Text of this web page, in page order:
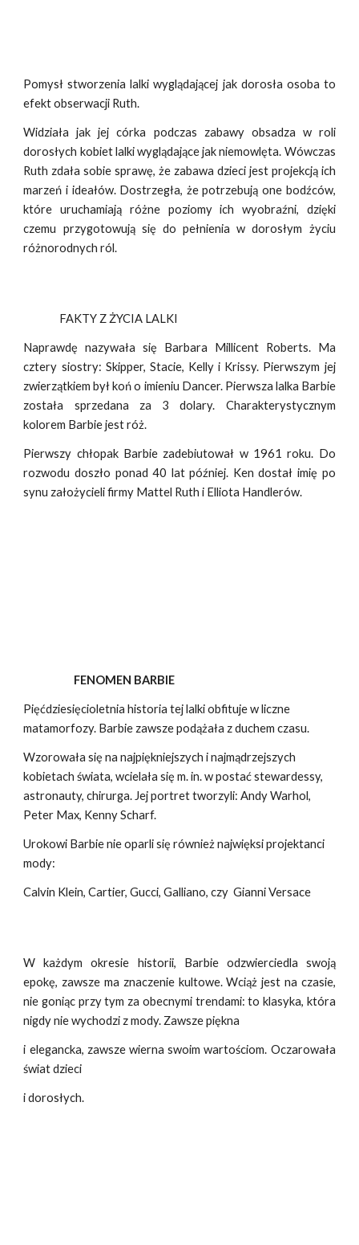
Pomysł stworzenia lalki wyglądającej jak dorosła osoba to
efekt obserwacji Ruth.
Widziała jak jej córka podczas zabawy obsadza w roli
dorosłych kobiet lalki wyglądające jak niemowlęta. Wówczas
Ruth zdała sobie sprawę, że zabawa dzieci jest projekcją ich
marzeń i ideałów. Dostrzegła, że potrzebują one bodźców,
które uruchamiają różne poziomy ich wyobraźni, dzięki
czemu przygotowują się do pełnienia w dorosłym życiu
różnorodnych ról.
FAKTY Z ŻYCIA LALKI
Naprawdę nazywała się Barbara Millicent Roberts. Ma
cztery siostry: Skipper, Stacie, Kelly i Krissy. Pierwszym jej
zwierzątkiem był koń o imieniu Dancer. Pierwsza lalka Barbie
została sprzedana za 3 dolary. Charakterystycznym
kolorem Barbie jest róż.
Pierwszy chłopak Barbie zadebiutował w 1961 roku. Do
rozwodu doszło ponad 40 lat później. Ken dostał imię po
synu założycieli firmy Mattel Ruth i Elliota Handlerów.
FENOMEN BARBIE
Pięćdziesięcioletnia historia tej lalki obfituje w liczne
matamorfozy. Barbie zawsze podążała z duchem czasu.
Wzorowała się na najpiękniejszych i najmądrzejszych
kobietach świata, wcielała się m. in. w postać stewardessy,
astronauty, chirurga. Jej portret tworzyli: Andy Warhol,
Peter Max, Kenny Scharf.
Urokowi Barbie nie oparli się również najwięksi projektanci
mody:
Calvin Klein, Cartier, Gucci, Galliano, czy Gianni Versace
W każdym okresie historii, Barbie odzwierciedla swoją
epokę, zawsze ma znaczenie kultowe. Wciąż jest na czasie,
nie goniąc przy tym za obecnymi trendami: to klasyka, która
nigdy nie wychodzi z mody. Zawsze piękna
i elegancka, zawsze wierna swoim wartościom. Oczarowała
świat dzieci
i dorosłych.